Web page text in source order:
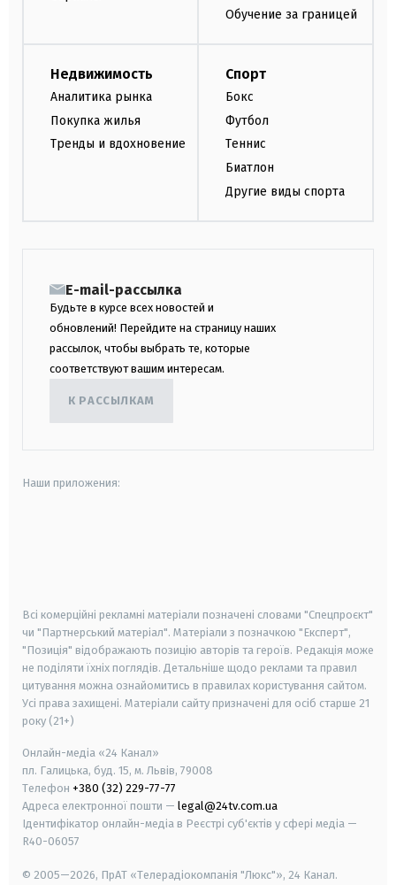
Обучение за границей
Недвижимость
Аналитика рынка
Покупка жилья
Тренды и вдохновение
Спорт
Бокс
Футбол
Теннис
Биатлон
Другие виды спорта
E-mail-рассылка
Будьте в курсе всех новостей и
обновлений! Перейдите на страницу наших
рассылок, чтобы выбрать те, которые
соответствуют вашим интересам.
К РАССЫЛКАМ
Наши приложения:
Всі комерційні рекламні матеріали позначені словами "Спецпроєкт"
чи "Партнерський матеріал". Матеріали з позначкою "Експерт",
"Позиція" відображають позицію авторів та героїв. Редакція може
не поділяти їхніх поглядів. Детальніше щодо реклами та правил
цитування можна ознайомитись в правилах користування сайтом.
Усі права захищені. Матеріали сайту призначені для осіб старше 21
року (21+)
Онлайн-медіа «24 Канал»
пл. Галицька, буд. 15, м. Львів, 79008
Телефон +380 (32) 229-77-77
Адреса електронної пошти — legal@24tv.com.ua
Ідентифікатор онлайн-медіа в Реєстрі суб'єктів у сфері медіа —
R40-06057
© 2005—2026, ПрАТ «Телерадіокомпанія "Люкс"», 24 Канал.